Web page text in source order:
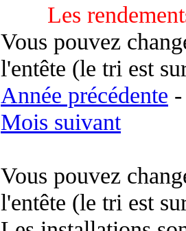
Les
Vous pouvez
l'entête (le tri est
Année précédente -
Mois suivant
Vous pouvez
l'entête (le tri est